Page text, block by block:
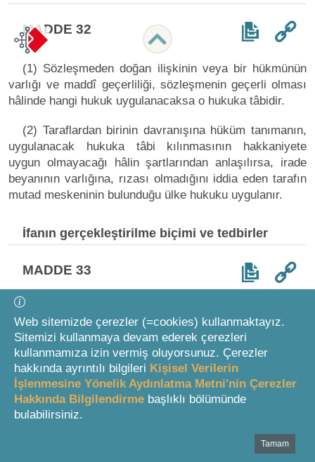
MADDE 32
(1) Sözleşmeden doğan ilişkinin veya bir hükmünün
varlığı ve maddî geçerliliği, sözleşmenin geçerli olması
hâlinde hangi hukuk uygulanacaksa o hukuka tâbidir.
(2) Taraflardan birinin davranışına hüküm tanımanın,
uygulanacak hukuka tâbi kılınmasının hakkaniyete
uygun olmayacağı hâlin şartlarından anlaşılırsa, irade
beyanının varlığına, rızası olmadığını iddia eden tarafın
mutad meskeninin bulunduğu ülke hukuku uygulanır.
İfanın gerçekleştirilme biçimi ve tedbirler
MADDE 33
(1) İfa sırasında gerçekleştirilen fiil ve işlemler ile
malların korunmasına ilişkin tedbirler konusunda bu
işlem veya fiillerin yapıldığı veya tedbirin alındığı ülke
hukuku dikkate alınır.
Haksız fiiller
Web sitemizde çerezler (=cookies) kullanmaktayız.
Sitemizi kullanmaya devam ederek çerezleri
kullanmamıza izin vermiş oluyorsunuz. Çerezler
hakkında ayrıntılı bilgileri Kişisel Verilerin
İşlenmesine Yönelik Aydınlatma Metni'nin Çerezler
Hakkında Bilgilendirme başlıklı bölümünde
bulabilirsiniz.
Tamam